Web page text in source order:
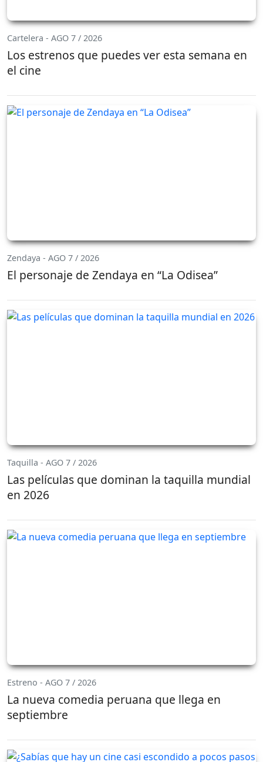
Cartelera - AGO 7 / 2026
Los estrenos que puedes ver esta semana en
el cine
Zendaya - AGO 7 / 2026
El personaje de Zendaya en “La Odisea”
Taquilla - AGO 7 / 2026
Las películas que dominan la taquilla mundial
en 2026
Estreno - AGO 7 / 2026
La nueva comedia peruana que llega en
septiembre